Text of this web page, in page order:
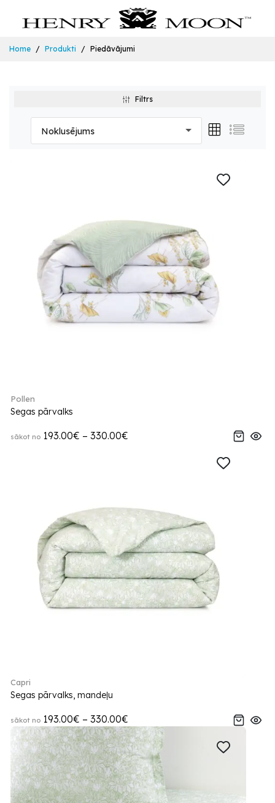
Home Produkti Piedāvājumi
Filtrs
Pollen
Segas pārvalks
sākot no 193.00€ – 330.00€
Capri
Segas pārvalks, mandeļu
sākot no 193.00€ – 330.00€